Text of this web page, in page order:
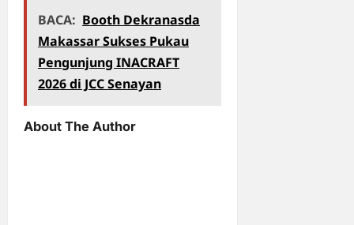
BACA: Booth Dekranasda
Makassar Sukses Pukau
Pengunjung INACRAFT
2026 di JCC Senayan
About The Author